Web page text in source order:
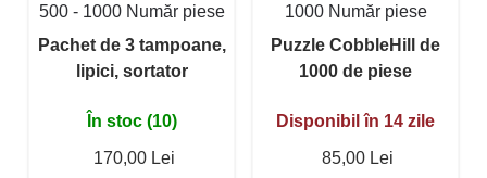
500 - 1000 Număr piese
Pachet de 3 tampoane,
lipici, sortator
În stoc (10)
170,00 Lei
1000 Număr piese
Puzzle CobbleHill de
1000 de piese
Disponibil în 14 zile
85,00 Lei